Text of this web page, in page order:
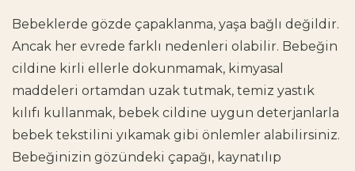
Bebeklerde gözde çapaklanma, yaşa bağlı değildir.
Ancak her evrede farklı nedenleri olabilir. Bebeğin
cildine kirli ellerle dokunmamak, kimyasal
maddeleri ortamdan uzak tutmak, temiz yastık
kılıfı kullanmak, bebek cildine uygun deterjanlarla
bebek tekstilini yıkamak gibi önlemler alabilirsiniz.
Bebeğinizin gözündeki çapağı, kaynatılıp